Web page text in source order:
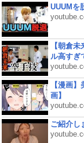
UUUMを
【朝倉
ル高すぎ
【漫画
画】
ご紹介し